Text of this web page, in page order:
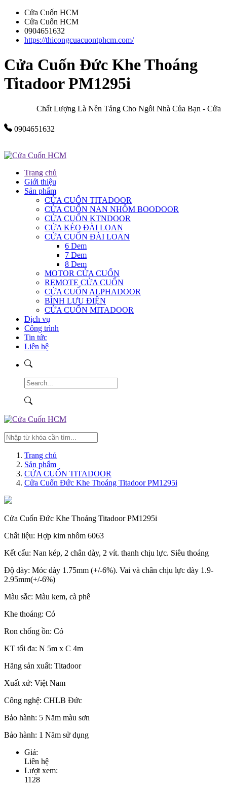
Cửa Cuốn HCM
Cửa Cuốn HCM
0904651632
https://thicongcuacuontphcm.com/
Cửa Cuốn Đức Khe Thoáng
Titadoor PM1295i
Chất Lượng Là Nền Tảng Cho Ngôi Nhà Của Bạn - Cửa
0904651632
Trang chủ
Giới thiệu
Sản phẩm
CỬA CUỐN TITADOOR
CỬA CUỐN NAN NHÔM BOODOOR
CỬA CUỐN KTNDOOR
CỬA KÉO ĐÀI LOAN
CỬA CUỐN ĐÀI LOAN
6 Dem
7 Dem
8 Dem
MOTOR CỬA CUỐN
REMOTE CỬA CUỐN
CỬA CUỐN ALPHADOOR
BÌNH LƯU ĐIỆN
CỬA CUỐN MITADOOR
Dịch vụ
Công trình
Tin tức
Liên hệ
Trang chủ
Sản phẩm
CỬA CUỐN TITADOOR
Cửa Cuốn Đức Khe Thoáng Titadoor PM1295i
Cửa Cuốn Đức Khe Thoáng Titadoor PM1295i
Chất liệu: Hợp kim nhôm 6063
Kết cấu: Nan kép, 2 chân dày, 2 vít. thanh chịu lực. Siêu thoáng
Độ dày: Móc dày 1.75mm (+/-6%). Vai và chân chịu lực dày 1.9-
2.95mm(+/-6%)
Màu sắc: Màu kem, cà phê
Khe thoáng: Có
Ron chống ồn: Có
KT tối đa: N 5m x C 4m
Hãng sản xuất: Titadoor
Xuất xứ: Việt Nam
Công nghệ: CHLB Đức
Bảo hành: 5 Năm màu sơn
Bảo hành: 1 Năm sử dụng
Giá:
Liên hệ
Lượt xem:
1128